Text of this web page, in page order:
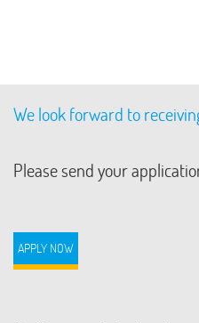
We look forward to
Please send your
APPLY NOW